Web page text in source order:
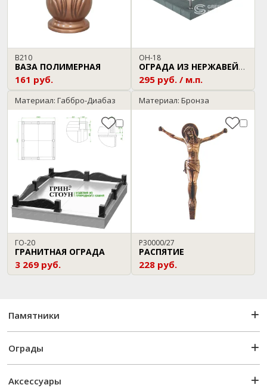
В210
ВАЗА ПОЛИМЕРНАЯ
161 руб.
ОН-18
ОГРАДА ИЗ НЕРЖАВЕЙКИ
295 руб. / м.п.
Материал: Габбро-Диабаз
ГО-20
ГРАНИТНАЯ ОГРАДА
3 269 руб.
Материал: Бронза
P30000/27
РАСПЯТИЕ
228 руб.
Памятники
Ограды
Аксессуары